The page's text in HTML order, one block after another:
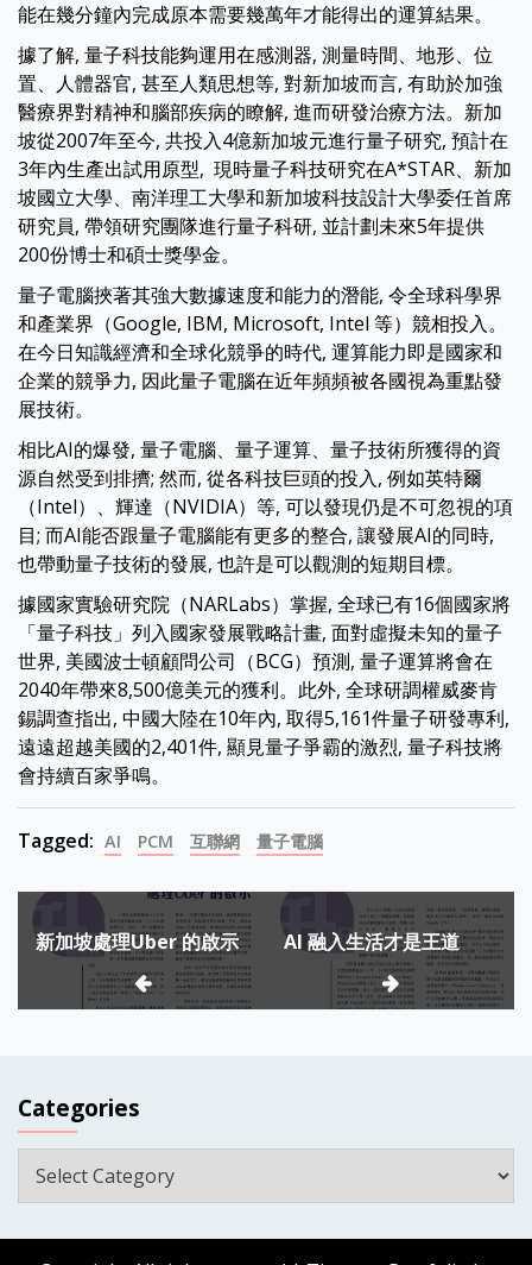
能在幾分鐘內完成原本需要幾萬年才能得出的運算結果。
據了解, 量子科技能夠運用在感測器, 測量時間、地形、位
置、人體器官, 甚至人類思想等, 對新加坡而言, 有助於加強
醫療界對精神和腦部疾病的瞭解, 進而研發治療方法。新加
坡從2007年至今, 共投入4億新加坡元進行量子研究, 預計在
3年內生產出試用原型, 現時量子科技研究在A*STAR、新加
坡國立大學、南洋理工大學和新加坡科技設計大學委任首席
研究員, 帶領研究團隊進行量子科研, 並計劃未來5年提供
200份博士和碩士獎學金。
量子電腦挾著其強大數據速度和能力的潛能, 令全球科學界
和產業界（Google, IBM, Microsoft, Intel 等）競相投入。
在今日知識經濟和全球化競爭的時代, 運算能力即是國家和
企業的競爭力, 因此量子電腦在近年頻頻被各國視為重點發
展技術。
相比AI的爆發, 量子電腦、量子運算、量子技術所獲得的資
源自然受到排擠; 然而, 從各科技巨頭的投入, 例如英特爾
（Intel）、輝達（NVIDIA）等, 可以發現仍是不可忽視的項
目; 而AI能否跟量子電腦能有更多的整合, 讓發展AI的同時,
也帶動量子技術的發展, 也許是可以觀測的短期目標。
據國家實驗研究院（NARLabs）掌握, 全球已有16個國家將
「量子科技」列入國家發展戰略計畫, 面對虛擬未知的量子
世界, 美國波士頓顧問公司（BCG）預測, 量子運算將會在
2040年帶來8,500億美元的獲利。此外, 全球研調權威麥肯
錫調查指出, 中國大陸在10年內, 取得5,161件量子研發專利,
遠遠超越美國的2,401件, 顯見量子爭霸的激烈, 量子科技將
會持續百家爭鳴。
Tagged: AI PCM 互聯網 量子電腦
Post
navigation
新加坡處理Uber 的啟示 AI 融入生活才是王道
Categories
Categories